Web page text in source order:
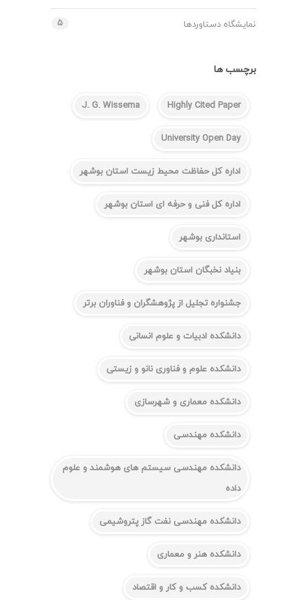
نمایشگاه دستاوردها ۵
برچسب ها
Highly Cited Paper
J. G. Wissema
University Open Day
اداره کل حفاظت محیط زیست استان بوشهر
اداره کل فنی و حرفه ای استان بوشهر
استانداری بوشهر
بنیاد نخبگان استان بوشهر
جشنواره تجلیل از پژوهشگران و فناوران برتر
دانشکده ادبیات و علوم انسانی
دانشکده علوم و فناوری نانو و زیستی
دانشکده معماری و شهرسازی
دانشکده مهندسی
دانشکده مهندسی سیستم های هوشمند و علوم
داده
دانشکده مهندسی نفت گاز پتروشیمی
دانشکده هنر و معماری
دانشکده کسب و کار و اقتصاد